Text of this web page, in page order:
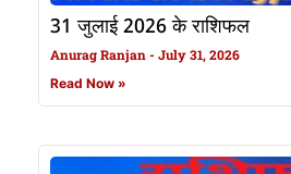
31 जुलाई 2026 के राशिफल
Anurag Ranjan July 31, 2026
Read Now »